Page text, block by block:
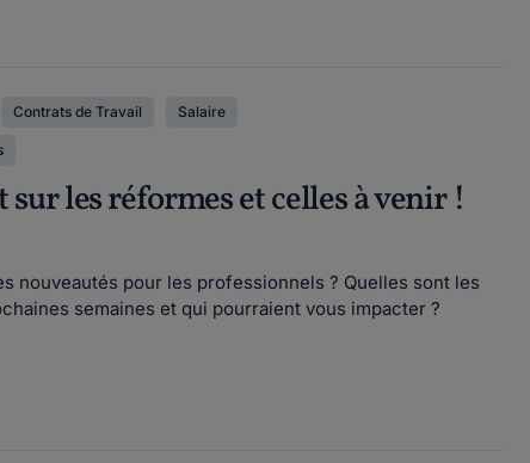
Contrats de Travail Salaire
les réformes et celles à venir !
nouveautés pour les professionnels ? Quelles sont les
semaines et qui pourraient vous impacter ?